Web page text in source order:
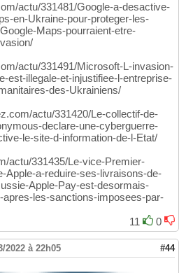
actu/331481/Google-a-desactive-
en-Ukraine-pour-proteger-les-
Maps-pourraient-etre-
actu/331491/Microsoft-L-invasion-
est-illegale-et-injustifiee-l-entreprise-
des-Ukrainiens/
actu/331420/Le-collectif-de-
declare-une-cyberguerre-
le-site-d-information-de-l-Etat/
actu/331435/Le-vice-Premier-
Apple-a-reduire-ses-livraisons-de-
Apple-Pay-est-desormais-
apres-les-sanctions-imposees-par-
11
0
2022 à 22h05 #44